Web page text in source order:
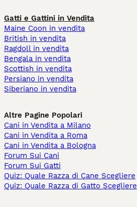
Gatti e Gattini in Vendita
Maine Coon in vendita
British in vendita
Ragdoll in vendita
Bengala in vendita
Scottish in vendita
Persiano in vendita
Siberiano in vendita
Altre Pagine Popolari
Cani in Vendita a Milano
Cani in Vendita a Roma
Cani in Vendita a Bologna
Forum Sui Cani
Forum Sui Gatti
Quiz: Quale Razza di Cane Scegliere
Quiz: Quale Razza di Gatto Scegliere